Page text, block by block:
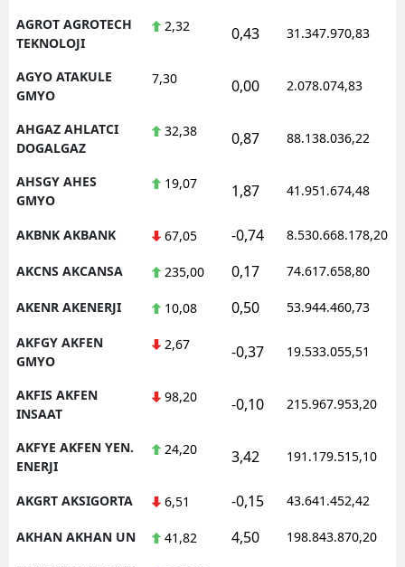
AGROT AGROTECH
TEKNOLOJI
2,32 0,43 31.347.970,83
AGYO ATAKULE
GMYO
7,30 0,00 2.078.074,83
AHGAZ AHLATCI
DOGALGAZ
32,38 0,87 88.138.036,22
AHSGY AHES
GMYO
19,07 1,87 41.951.674,48
AKBNK AKBANK 67,05 -0,74 8.530.668.178,20
AKCNS AKCANSA 235,00 0,17 74.617.658,80
AKENR AKENERJI 10,08 0,50 53.944.460,73
AKFGY AKFEN
GMYO
2,67 -0,37 19.533.055,51
AKFIS AKFEN
INSAAT
98,20 -0,10 215.967.953,20
AKFYE AKFEN YEN.
ENERJI
24,20 3,42 191.179.515,10
AKGRT AKSIGORTA 6,51 -0,15 43.641.452,42
AKHAN AKHAN UN 41,82 4,50 198.843.870,20